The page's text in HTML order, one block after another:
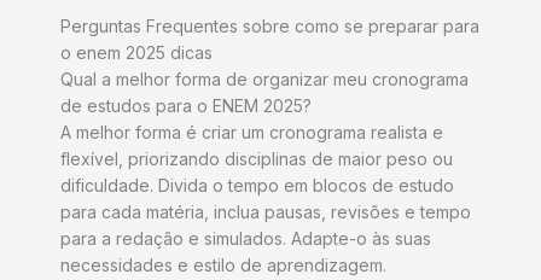
Perguntas Frequentes sobre como se preparar para
o enem 2025 dicas
Qual a melhor forma de organizar meu cronograma
de estudos para o ENEM 2025?
A melhor forma é criar um cronograma realista e
flexível, priorizando disciplinas de maior peso ou
dificuldade. Divida o tempo em blocos de estudo
para cada matéria, inclua pausas, revisões e tempo
para a redação e simulados. Adapte-o às suas
necessidades e estilo de aprendizagem.